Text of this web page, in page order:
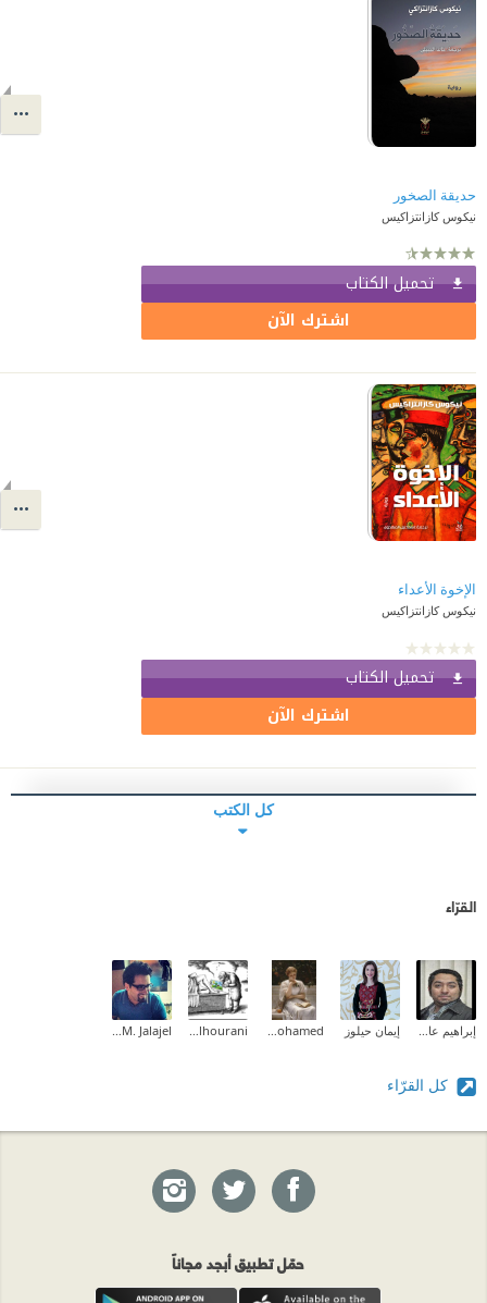
حديقة الصخور
نيكوس كازانتزاكيس
تحميل الكتاب
اشترك الآن
الإخوة الأعداء
نيكوس كازانتزاكيس
تحميل الكتاب
اشترك الآن
كل الكتب
القرّاء
إيمان حيلوز
كل القرّاء
حمّل تطبيق أبجد مجاناً